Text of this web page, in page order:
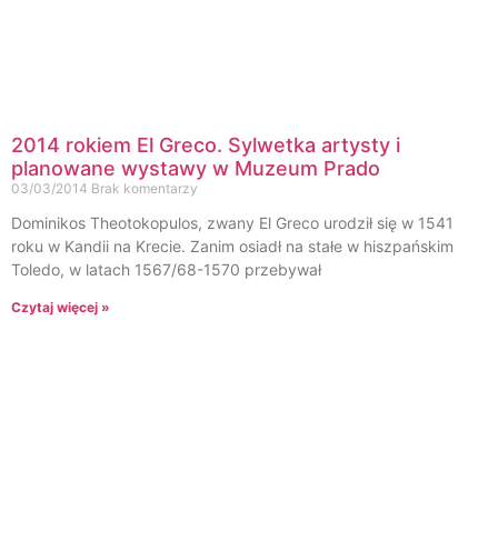
2014 rokiem El Greco. Sylwetka artysty i
planowane wystawy w Muzeum Prado
03/03/2014 Brak komentarzy
Dominikos Theotokopulos, zwany El Greco urodził się w 1541
roku w Kandii na Krecie. Zanim osiadł na stałe w hiszpańskim
Toledo, w latach 1567/68-1570 przebywał
Czytaj więcej »